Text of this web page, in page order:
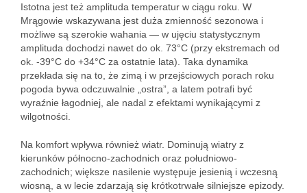
Istotna jest też amplituda temperatur w ciągu roku. W
Mrągowie wskazywana jest duża zmienność sezonowa i
możliwe są szerokie wahania — w ujęciu statystycznym
amplituda dochodzi nawet do ok. 73°C (przy ekstremach od
ok. -39°C do +34°C za ostatnie lata). Taka dynamika
przekłada się na to, że zimą i w przejściowych porach roku
pogoda bywa odczuwalnie „ostra”, a latem potrafi być
wyraźnie łagodniej, ale nadal z efektami wynikającymi z
wilgotności.
Na komfort wpływa również wiatr. Dominują wiatry z
kierunków północno-zachodnich oraz południowo-
zachodnich; większe nasilenie występuje jesienią i wczesną
wiosną, a w lecie zdarzają się krótkotrwałe silniejsze epizody.